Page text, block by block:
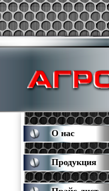
О нас
Продукция